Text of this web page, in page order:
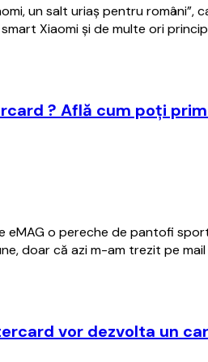
un salt uriaş pentru
Xiaomi şi de multe ori
? Află cum poţi
eMAG o pereche de pantofi
doar că azi m-am trezit pe
vor dezvolta un